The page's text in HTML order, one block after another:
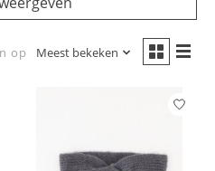
op Meest bekeken